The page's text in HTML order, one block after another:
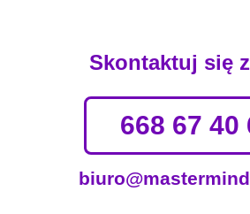
Skontaktuj się
668 67 40